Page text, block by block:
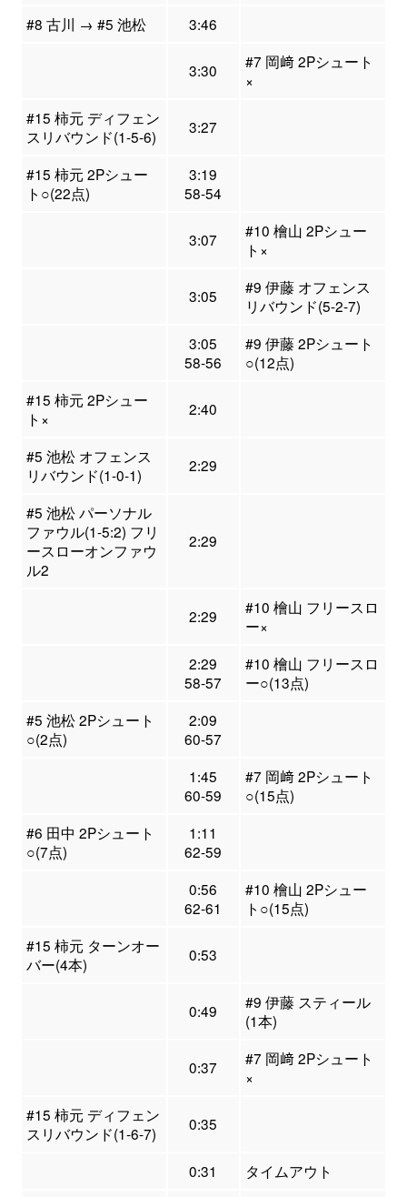
#8 古川 → #5 池松 3:46
3:30
#7 岡﨑 2Pシュート
×
#15 柿元 ディフェン
スリバウンド(1-5-6)
3:27
#15 柿元 2Pシュー
ト○(22点)
3:19
58-54
3:07
#10 檜山 2Pシュー
ト×
3:05
#9 伊藤 オフェンス
リバウンド(5-2-7)
3:05
58-56
#9 伊藤 2Pシュート
○(12点)
#15 柿元 2Pシュー
ト×
2:40
#5 池松 オフェンス
リバウンド(1-0-1)
2:29
#5 池松 パーソナル
ファウル(1-5:2) フリ
ースローオンファウ
ル2
2:29
2:29
#10 檜山 フリースロ
ー×
2:29
58-57
#10 檜山 フリースロ
ー○(13点)
#5 池松 2Pシュート
○(2点)
2:09
60-57
1:45
60-59
#7 岡﨑 2Pシュート
○(15点)
#6 田中 2Pシュート
○(7点)
1:11
62-59
0:56
62-61
#10 檜山 2Pシュー
ト○(15点)
#15 柿元 ターンオー
バー(4本)
0:53
0:49
#9 伊藤 スティール
(1本)
0:37
#7 岡﨑 2Pシュート
×
#15 柿元 ディフェン
スリバウンド(1-6-7)
0:35
0:31
タイムアウト